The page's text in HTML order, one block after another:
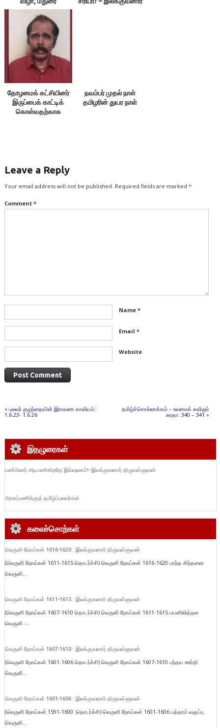
தோழமைக் கட்சியினர்
இருப்பைக் காட்டிக்
கொள்வதற்காக
நவம்பர் முதல் நாள்
தமிழரின் துயர நாள்
Leave a Reply
Your email address will not be published. Required fields are marked *
Comment *
Name *
Email *
Website
« புலவர் குழந்தையின் இராவண காவியம்:
1.6.23- 1.6.26
தமிழ்ச்சொல்லாக்கம் – உவமைக் கவிஞர்
சுரதா: 340 – 341»
இதழுரைகள்
பண்பிலார் அடிபணிகிறதே இவ்வுலகம்!- இலக்குவனார் திருவள்ளுவன்
அரசுப்பணிக்குத் தமிழ்ப்புலவர்கள்
கலைச்சொற்கள்
வெருளி நோய்கள் 1616-1620 : இலக்குவனார் திருவள்ளுவன்
(வெருளி நோய்கள் 1611-1615 தொடர்ச்சி) வெருளி நோய்கள் 1616-1620 பரந்த சிந்தனை
வெருளி...
வெருளி நோய்கள் 1611-1615 : இலக்குவனார் திருவள்ளுவன்
(வெருளி நோய்கள் 1607-1610 தொடர்ச்சி) வெருளி நோய்கள் 1611-1615 பயனிலித்தள
வெருளி -...
வெருளி நோய்கள் 1607-1610 : இலக்குவனார் திருவள்ளுவன்
(வெருளி நோய்கள் 1601-1606 தொடர்ச்சி) வெருளி நோய்கள் 1607-1610 பந்தய ஊர்தி
வெருளி...
வெருளி நோய்கள் 1601-1606 : இலக்குவனார் திருவள்ளுவன்
(வெருளி நோய்கள் 1591-1600 :தொடர்ச்சி) வெருளி நோய்கள் 1601-1606 பத்தாம் வகுப்பு
வெருளி...